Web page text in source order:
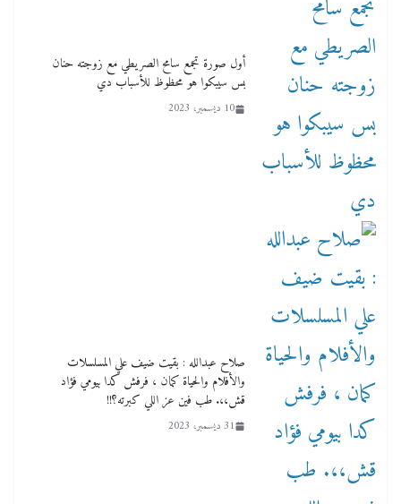
أول صورة تجمع سامح الصريطي مع زوجته حنان
بس سيبكوا هو محظوظ للأسباب دي
10 ديسمبر، 2023
صلاح عبدالله : بقيت ضيف علي المسلسلات
والأفلام والحياة كمان ، فرفش كدا بيومي فؤاد
قش،،. طب فين عز اللي كبرته؟!!
31 ديسمبر، 2023